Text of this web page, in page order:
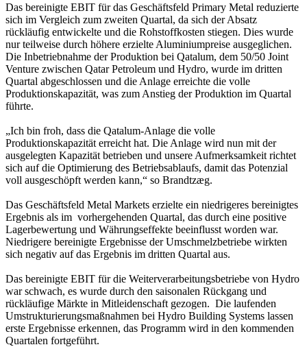
Das bereinigte EBIT für das Geschäftsfeld Primary Metal reduzierte
sich im Vergleich zum zweiten Quartal, da sich der Absatz
rückläufig entwickelte und die Rohstoffkosten stiegen. Dies wurde
nur teilweise durch höhere erzielte Aluminiumpreise ausgeglichen.
Die Inbetriebnahme der Produktion bei Qatalum, dem 50/50 Joint
Venture zwischen Qatar Petroleum und Hydro, wurde im dritten
Quartal abgeschlossen und die Anlage erreichte die volle
Produktionskapazität, was zum Anstieg der Produktion im Quartal
führte.
„Ich bin froh, dass die Qatalum-Anlage die volle
Produktionskapazität erreicht hat. Die Anlage wird nun mit der
ausgelegten Kapazität betrieben und unsere Aufmerksamkeit richtet
sich auf die Optimierung des Betriebsablaufs, damit das Potenzial
voll ausgeschöpft werden kann,“ so Brandtzæg.
Das Geschäftsfeld Metal Markets erzielte ein niedrigeres bereinigtes
Ergebnis als im vorhergehenden Quartal, das durch eine positive
Lagerbewertung und Währungseffekte beeinflusst worden war.
Niedrigere bereinigte Ergebnisse der Umschmelzbetriebe wirkten
sich negativ auf das Ergebnis im dritten Quartal aus.
Das bereinigte EBIT für die Weiterverarbeitungsbetriebe von Hydro
war schwach, es wurde durch den saisonalen Rückgang und
rückläufige Märkte in Mitleidenschaft gezogen. Die laufenden
Umstrukturierungsmaßnahmen bei Hydro Building Systems lassen
erste Ergebnisse erkennen, das Programm wird in den kommenden
Quartalen fortgeführt.